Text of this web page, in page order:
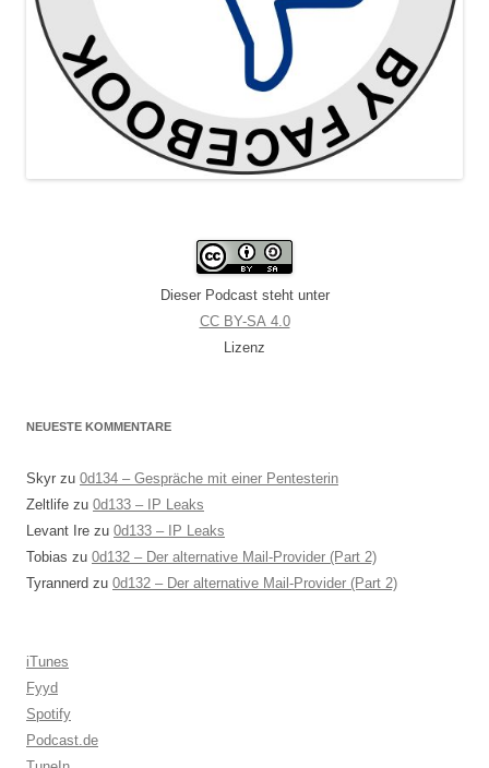
Dieser Podcast steht unter
CC BY-SA 4.0
Lizenz
NEUESTE KOMMENTARE
Skyr zu 0d134 – Gespräche mit einer Pentesterin
Zeltlife zu 0d133 – IP Leaks
Levant Ire zu 0d133 – IP Leaks
Tobias zu 0d132 – Der alternative Mail-Provider (Part 2)
Tyrannerd zu 0d132 – Der alternative Mail-Provider (Part 2)
iTunes
Fyyd
Spotify
Podcast.de